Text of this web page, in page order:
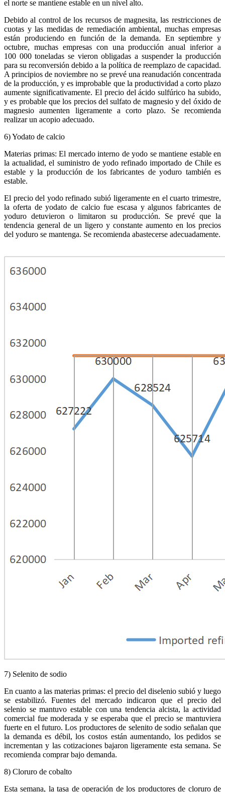
el norte se mantiene estable en un nivel alto.
Debido al control de los recursos de magnesita, las restricciones de
cuotas y las medidas de remediación ambiental, muchas empresas
están produciendo en función de la demanda. En septiembre y
octubre, muchas empresas con una producción anual inferior a
100 000 toneladas se vieron obligadas a suspender la producción
para su reconversión debido a la política de reemplazo de capacidad.
A principios de noviembre no se prevé una reanudación concentrada
de la producción, y es improbable que la productividad a corto plazo
aumente significativamente. El precio del ácido sulfúrico ha subido,
y es probable que los precios del sulfato de magnesio y del óxido de
magnesio aumenten ligeramente a corto plazo. Se recomienda
realizar un acopio adecuado.
6) Yodato de calcio
Materias primas: El mercado interno de yodo se mantiene estable en
la actualidad, el suministro de yodo refinado importado de Chile es
estable y la producción de los fabricantes de yoduro también es
estable.
El precio del yodo refinado subió ligeramente en el cuarto trimestre,
la oferta de yodato de calcio fue escasa y algunos fabricantes de
yoduro detuvieron o limitaron su producción. Se prevé que la
tendencia general de un ligero y constante aumento en los precios
del yoduro se mantenga. Se recomienda abastecerse adecuadamente.
7) Selenito de sodio
En cuanto a las materias primas: el precio del diselenio subió y luego
se estabilizó. Fuentes del mercado indicaron que el precio del
selenio se mantuvo estable con una tendencia alcista, la actividad
comercial fue moderada y se esperaba que el precio se mantuviera
fuerte en el futuro. Los productores de selenito de sodio señalan que
la demanda es débil, los costos están aumentando, los pedidos se
incrementan y las cotizaciones bajaron ligeramente esta semana. Se
recomienda comprar bajo demanda.
8) Cloruro de cobalto
Esta semana, la tasa de operación de los productores de cloruro de